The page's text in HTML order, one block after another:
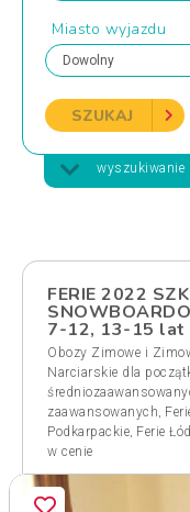
Miasto wyjazdu
SZUKAJ
wyszukiwanie
FERIE 2022
7-12, 13-15 lat
Obozy Zimowe i
Narciarskie dla
zaawansowanych,
Podkarpackie, Ferie
w cenie